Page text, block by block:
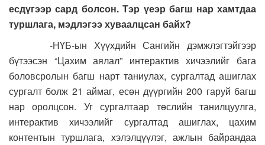
есдүгээр сард болсон. Тэр үеэр багш нар хамтдаа
туршлага, мэдлэгээ хуваалцсан байх?
-НҮБ-ын Хүүхдийн Сангийн дэмжлэгтэйгээр
бүтээсэн “Цахим аялал” интерактив хичээлийг бага
боловсролын багш нарт таниулах, сургалтад ашиглах
сургалт болж 21 аймаг, есөн дүүргийн 200 гаруй багш
нар оролцсон. Уг сургалтаар төслийн танилцуулга,
интерактив хичээлийг сургалтад ашиглах, цахим
контентын туршлага, хэлэлцүүлэг, ажлын байрандаа